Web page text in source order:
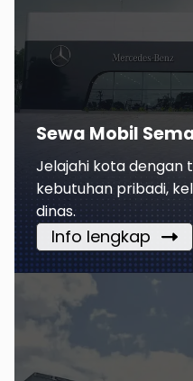
Sewa Mobil
Jelajahi kota dengan
kebutuhan pribadi,
dinas.
Info lengkap